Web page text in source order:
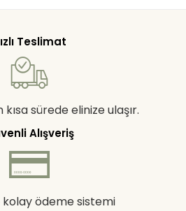
Teslimat
sürede elinize ulaşır.
Alışveriş
kolay ödeme sistemi